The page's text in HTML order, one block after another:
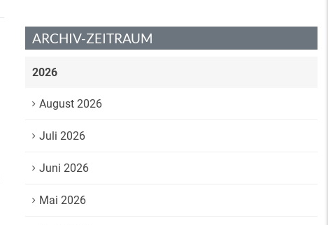
ARCHIV-ZEITRAUM
2026
August 2026
Juli 2026
Juni 2026
Mai 2026